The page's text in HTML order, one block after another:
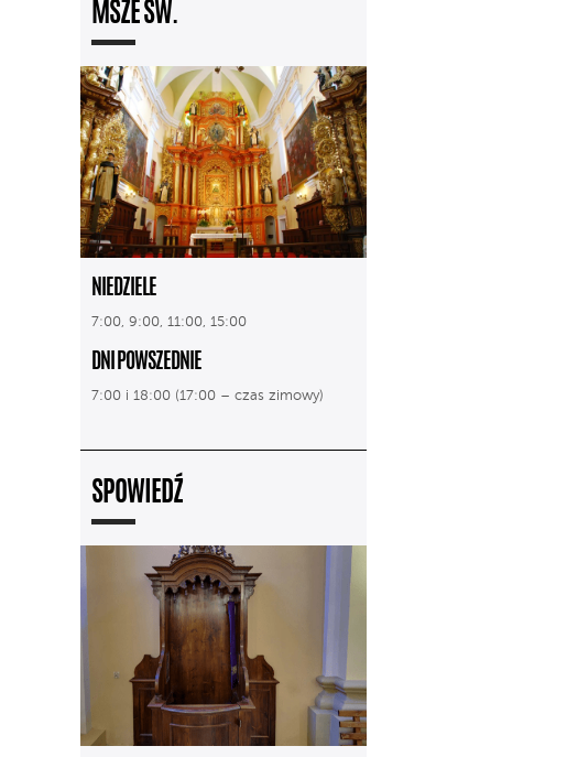
MSZE ŚW.
NIEDZIELE
7:00, 9:00, 11:00, 15:00
DNI POWSZEDNIE
7:00 i 18:00 (17:00 – czas zimowy)
SPOWIEDŹ